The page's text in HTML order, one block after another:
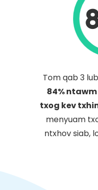
Tom qab 3
84%
txog kev
menyuam
ntxhov siab,